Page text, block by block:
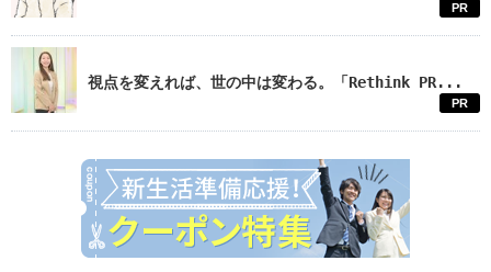
PR
視点を変えれば、世の中は変わる。「Rethink PR...
PR